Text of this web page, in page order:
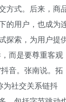
方式。后来，商
的用户，也成为
探索，为用户提
而是要尊重客观
音。张南说。拓
为社交关系链抖